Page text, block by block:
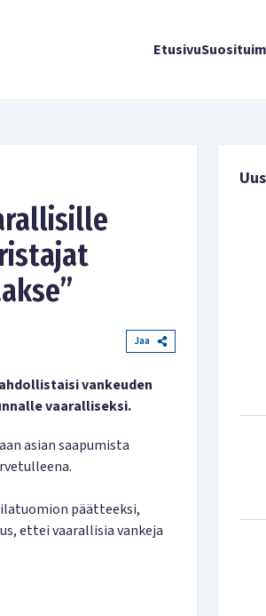
Etusivu
Jaa
vankeuden
vaaralliseksi.
asian saapumista
päätteeksi,
ettei vaarallisia vankeja